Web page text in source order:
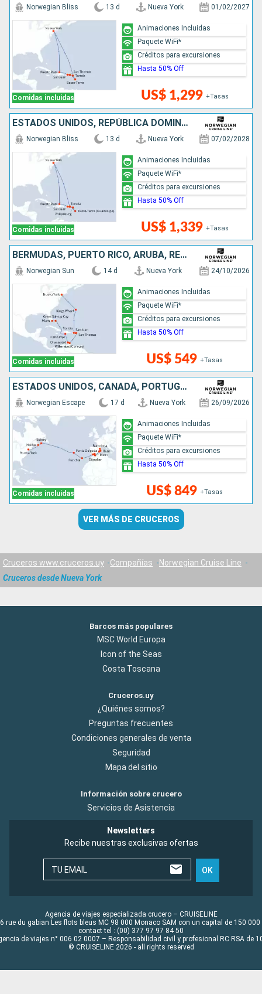
Comidas incluidas
Norwegian Bliss 13 d Nueva York 01/02/2027
US$ 1,299 +Tasas
Animaciones Incluidas
Paquete WiFi*
Créditos para excursiones
Hasta 50% Off
ESTADOS UNIDOS, REPÚBLICA DOMINICANA, PUERTO RICO, SAN MARTÍN
Comidas incluidas
Norwegian Bliss 13 d Nueva York 07/02/2028
US$ 1,339 +Tasas
Animaciones Incluidas
Paquete WiFi*
Créditos para excursiones
Hasta 50% Off
BERMUDAS, PUERTO RICO, ARUBA, REPÚBLICA DOMINICANA, BAHAMAS, ESTADOS UNIDOS
Comidas incluidas
Norwegian Sun 14 d Nueva York 24/10/2026
US$ 549 +Tasas
Animaciones Incluidas
Paquete WiFi*
Créditos para excursiones
Hasta 50% Off
ESTADOS UNIDOS, CANADÁ, PORTUGAL, ESPAÑA
Comidas incluidas
Norwegian Escape 17 d Nueva York 26/09/2026
US$ 849 +Tasas
Animaciones Incluidas
Paquete WiFi*
Créditos para excursiones
Hasta 50% Off
VER MÁS DE CRUCEROS
Cruceros www.cruceros.uy Compañías
Norwegian Cruise Line
Cruceros desde Nueva York
Barcos más populares
MSC World Europa
Icon of the Seas
Costa Toscana
Cruceros.uy
¿Quiénes somos?
Preguntas frecuentes
Condiciones generales de venta
Seguridad
Mapa del sitio
Información sobre crucero
Servicios de Asistencia
Newsletters
Recibe nuestras exclusivas ofertas
TU EMAIL OK
Agencia de viajes especializada crucero – CRUISELINE
rue du gabian Les flots bleus MC 98 000 Monaco SAM con un capital de 150 000
contact tel : (00) 377 97 97 84 50
de viajes n° 006 02 0007 – Responsabilidad civil y profesional RC RSA de
© CRUISELINE 2026 - all rights reserved